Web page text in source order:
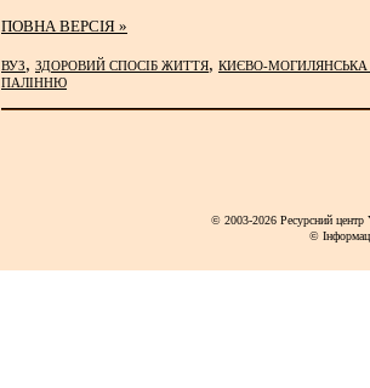
ПОВНА ВЕРСІЯ »
ВУЗ, ЗДОРОВИЙ СПОСІБ ЖИТТЯ, КИЄВО-
ПАЛІННЮ
© 2003-2026 Ресурсний
©